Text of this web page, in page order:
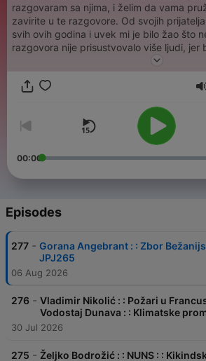
razgovaram sa njima, i želim da vama
zavirite u te razgovore. Od svojih prijatelja sam mnogo naučio
svih ovih godina i uvek mi je bilo žao što
razgovora nije prisustvovalo više ljudi, jer
da čuju. To želim da ispravim ovim podkastom. Već
stvarima. Od 2013. godine organizovao
pomogao da se ispriča preko 60 uspešnih
00:00
Episodes
277 - Gorana Angebrant : : Zbor
JPJ265
06 Aug 2026
276 - Vladimir Nikolić : : Požari u
Vodostaj Dunava : : Klimatske
30 Jul 2026
275 - Željko Bodrožić : : NUNS : :